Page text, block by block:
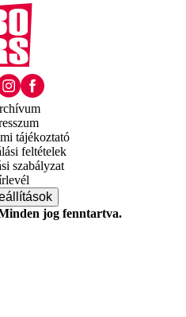
tájékoztató
feltételek
szabályzat
jog fenntartva.